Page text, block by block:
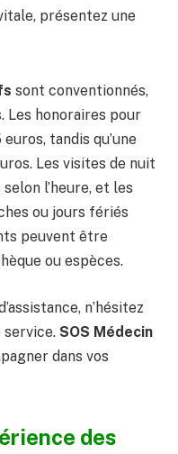
présentez une
sont conventionnés,
Les honoraires pour
tandis qu’une
Les visites de nuit
l’heure, et les
ou jours fériés
peuvent être
ou espèces.
n’hésitez
SOS Médecin
dans vos
des